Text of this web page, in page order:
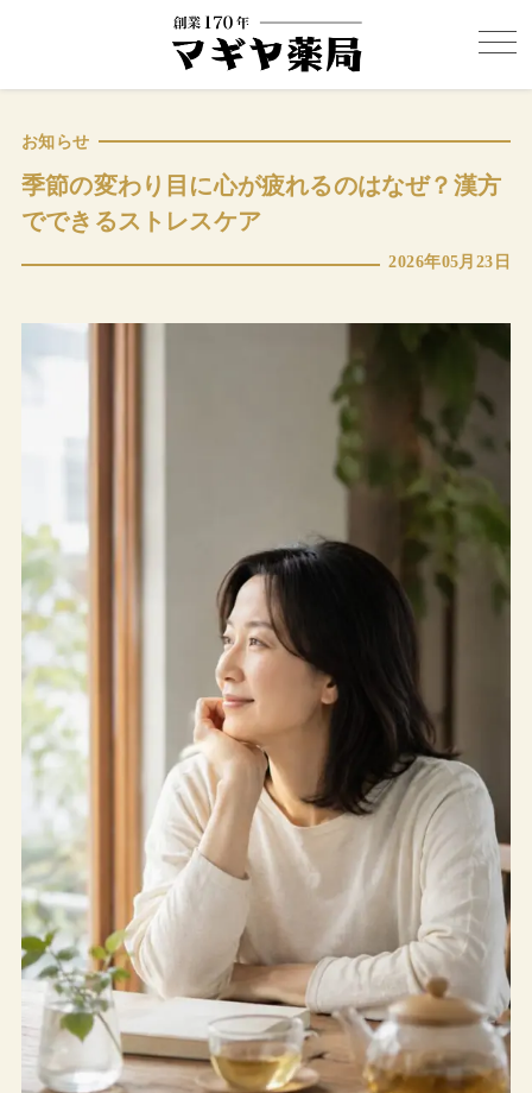
季節の変わり目に心が疲れるのはなぜ？漢方
でできるストレスケア
お知らせ
2026年05月23日